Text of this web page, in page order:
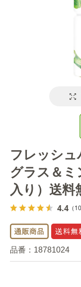
フレッシ
グラス＆
入り）送料
4.4 （
品番： 18781024